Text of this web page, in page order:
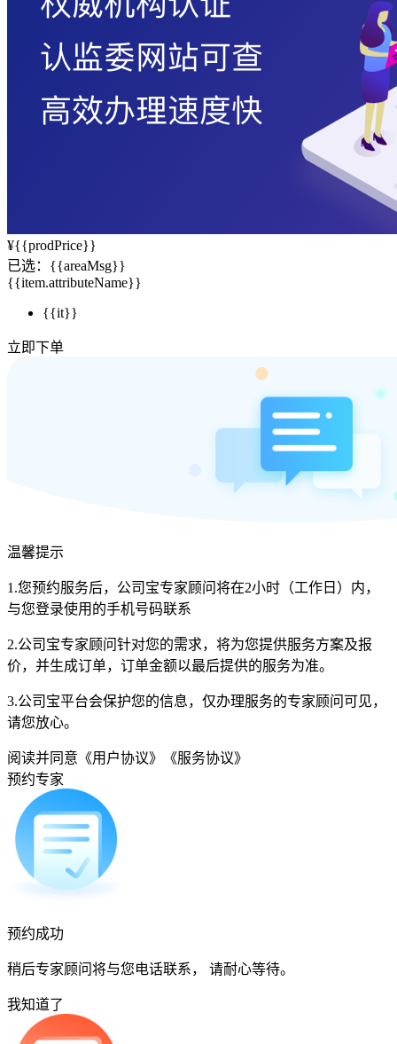
¥{{prodPrice}}
已选： {{areaMsg}}
{{item.attributeName}}
{{it}}
立即下单
温馨提示
1.您预约服务后，公司宝专家顾问将在2小时（工作日）内，
与您登录使用的手机号码联系
2.公司宝专家顾问针对您的需求，将为您提供服务方案及报
价，并生成订单，订单金额以最后提供的服务为准。
3.公司宝平台会保护您的信息，仅办理服务的专家顾问可见，
请您放心。
阅读并同意 《用户协议》
《服务协议》
预约专家
预约成功
稍后专家顾问将与您电话联系， 请耐心等待。
我知道了